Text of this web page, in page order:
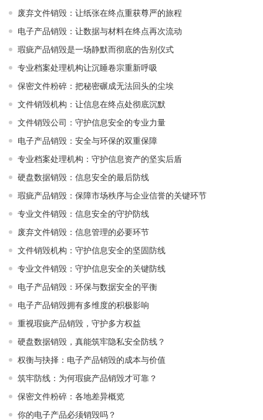
废弃文件销毁：让纸张在终点重获尊严的旅程
电子产品销毁：让数据与材料在终点再次流动
瑕疵产品销毁是一场静默而彻底的告别仪式
专业档案处理机构让沉睡卷宗重新呼吸
保密文件粉碎：把秘密碾成无法回头的尘埃
文件销毁机构：让信息在终点处彻底沉默
文件销毁公司：守护信息安全的专业力量
电子产品销毁：安全与环保的双重保障
专业档案处理机构：守护信息资产的坚实后盾
硬盘数据销毁：信息安全的最后防线
瑕疵产品销毁：保障市场秩序与企业信誉的关键环节
专业文件销毁：信息安全的守护防线
废弃文件销毁：信息管理的必要环节
文件销毁机构：守护信息安全的坚固防线
专业文件销毁：守护信息安全的关键防线
电子产品销毁：环保与数据安全的平衡
电子产品销毁拥有多维度的积极影响
重视瑕疵产品销毁，守护多方权益
硬盘数据销毁，真能筑牢隐私安全防线？
权衡与抉择：电子产品销毁的成本与价值
筑牢防线：为何瑕疵产品销毁才可靠？
保密文件粉碎：各地差异概览
你的电子产品必须销毁吗？